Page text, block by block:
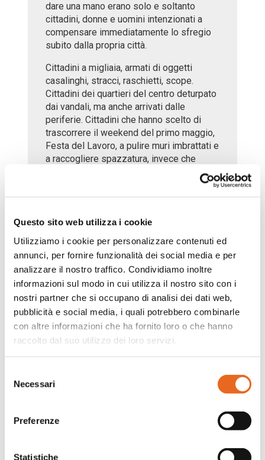
Questo sito web utilizza i cookie
Utilizziamo i cookie per personalizzare contenuti ed
annunci, per fornire funzionalità dei social media e per
analizzare il nostro traffico. Condividiamo inoltre
informazioni sul modo in cui utilizza il nostro sito con i
nostri partner che si occupano di analisi dei dati web,
pubblicità e social media, i quali potrebbero combinarle
con altre informazioni che ha fornito loro o che hanno
raccolto dal suo utilizzo dei loro servizi.
delNecessari
Preferenze
Statistiche
dare una mano erano solo e soltanto
cittadini, donne e uomini intenzionati a
compensare immediatamente lo sfregio
subito dalla propria città.
Cittadini a migliaia, armati di oggetti
casalinghi, stracci, raschietti, scope.
Cittadini dei quartieri del centro deturpato
dai vandali, ma anche arrivati dalle
periferie. Cittadini che hanno scelto di
trascorrere il weekend del primo maggio,
Festa del Lavoro, a pulire muri imbrattati e
a raccogliere spazzatura, invece che
Per le vie del centro si è diffuso un clima
di gioiosa operosità, con la bellissima
riparando un danno che aveva ferito tutti e
al quale proprio per questo era
necessario rimediare collettivamente.
È una famosa caratteristica lombarda
quella di rimboccarsi le maniche: “se stà
mai cui man in man” dice la nostra
canzone simbolo “Oh mia bela Madunina”.
Ma la reazione dei cittadini ha un
significato molto più ampio, questa volta.
Si tratta di senso civico nella più nobile
di una città come fossero i propri. Si tratta
propria rabbia in azioni concrete. Si tratta